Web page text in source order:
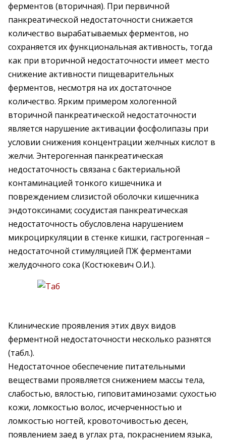
ферментов (вторичная). При первичной
панкреатической недостаточности снижается
количество вырабатываемых ферментов, но
сохраняется их функциональная активность, тогда
как при вторичной недостаточности имеет место
снижение активности пищеварительных
ферментов, несмотря на их достаточное
количество. Ярким примером хологенной
вторичной панкреатической недостаточности
является нарушение активации фосфолипазы при
условии снижения концентрации желчных кислот в
желчи. Энтерогенная панкреатическая
недостаточность связана с бактериальной
контаминацией тонкого кишечника и
повреждением слизистой оболочки кишечника
эндотоксинами; сосудистая панкреатическая
недостаточность обусловлена нарушением
микроциркуляции в стенке кишки, гастрогенная –
недостаточной стимуляцией ПЖ ферментами
желудочного сока (Костюкевич О.И.).
Клинические проявления этих двух видов
ферментной недостаточности несколько разнятся
(табл.).
Недостаточное обеспечение питательными
веществами проявляется снижением массы тела,
слабостью, вялостью, гиповитаминозами: сухостью
кожи, ломкостью волос, исчерченностью и
ломкостью ногтей, кровоточивостью десен,
появлением заед в углах рта, покраснением языка,